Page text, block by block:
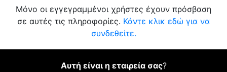
Μόνο οι εγγεγραμμένοι χρήστες έχουν πρόσβαση
σε αυτές τις πληροφορίες. Κάντε κλικ εδώ για να
συνδεθείτε.
Αυτή είναι η εταιρεία σας?